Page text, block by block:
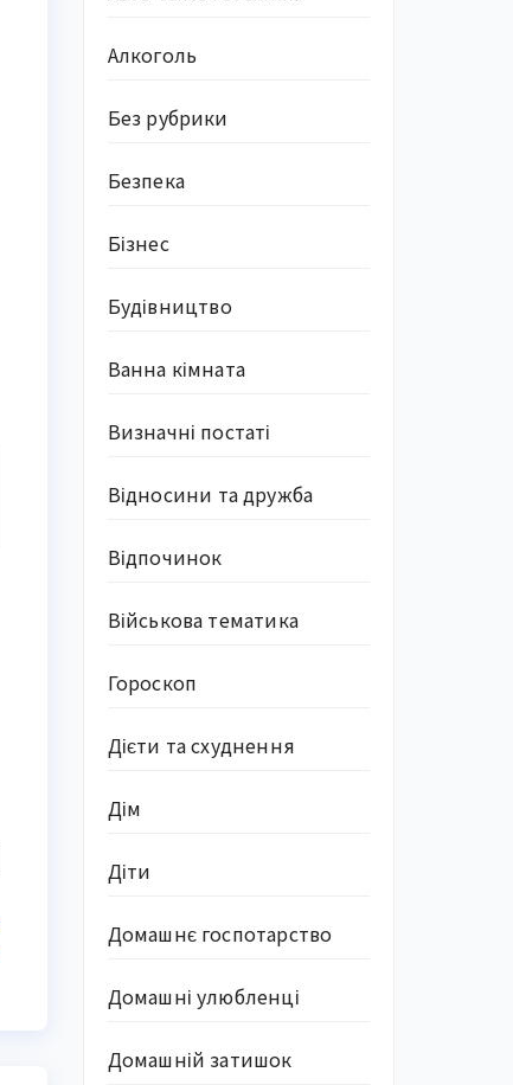
Алкоголь
Без рубрики
Безпека
Бізнес
Будівництво
Ванна кімната
Визначні постаті
Відносини та дружба
Відпочинок
Військова тематика
Гороскоп
Дієти та схуднення
Дім
Діти
Домашнє госпотарство
Домашні улюбленці
Домашній затишок